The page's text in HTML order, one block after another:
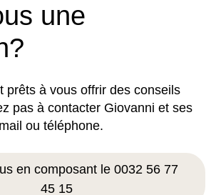
une
prêts à vous offrir des conseils
pas à contacter Giovanni et ses
ou téléphone.
en composant le 0032 56 77
45 15